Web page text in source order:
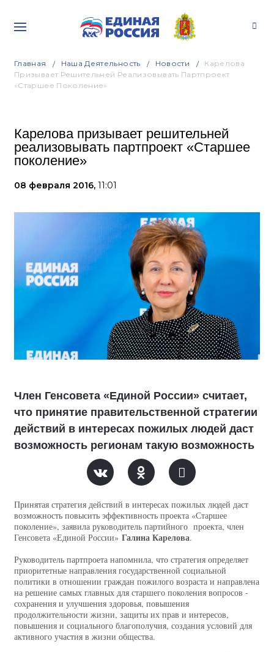
Главная Наша Деятельность Новости
Карелова
Призывает Решительней Реализовывать Партпроект
«Старшее Поколение»
Карелова призывает решительней
реализовывать партпроект «Старшее
поколение»
08 февраля 2016, 11:01
Член Генсовета «Единой России» считает,
что принятие правительственной стратегии
действий в интересах пожилых людей даст
возможность регионам такую возможность
Принятая стратегия действий в интересах пожилых людей даст
возможность повысить эффективность проекта «Старшее
поколение», заявила руководитель партийного проекта, член
Генсовета «Единой России» Галина Карелова.
Руководитель партпроета напомнила, что стратегия определяет
приоритетные направления государственной социальной
политики в отношении граждан пожилого возраста и направлена
на решение самых главных для старшего поколения вопросов -
сохранения и улучшения здоровья, повышения
продолжительности жизни, защиты их прав и интересов,
повышения и социального благополучия, создания условий для
активного участия в жизни общества.